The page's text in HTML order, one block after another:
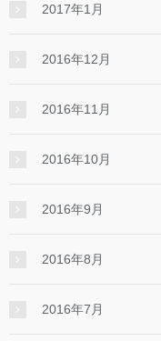
2017年1月
2016年12月
2016年11月
2016年10月
2016年9月
2016年8月
2016年7月